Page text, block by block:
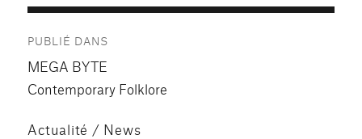
de
l’article
PUBLIÉ DANS
MEGA BYTE
Contemporary Folklore
Actualité / News